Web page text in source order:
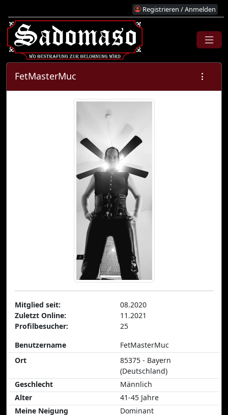
Registrieren / Anmelden
FetMasterMuc
Mitglied seit:
08.2020
Zuletzt Online:
11.2021
Profilbesucher:
25
Benutzername
FetMasterMuc
Ort
85375 - Bayern
(Deutschland)
Geschlecht
Männlich
Alter
41-45 Jahre
Meine Neigung
Dominant